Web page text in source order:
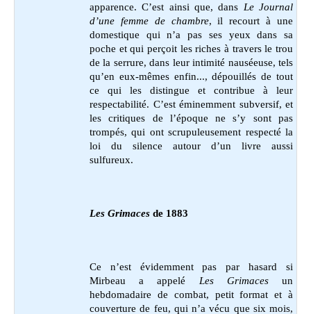
apparence. C’est ainsi que, dans Le Journal
d’une femme de chambre, il recourt à une
domestique qui n’a pas ses yeux dans sa
poche et qui perçoit les riches à travers le trou
de la serrure, dans leur intimité nauséeuse, tels
qu’en eux-mêmes enfin..., dépouillés de tout
ce qui les distingue et contribue à leur
respectabilité. C’est éminemment subversif, et
les critiques de l’époque ne s’y sont pas
trompés, qui ont scrupuleusement respecté la
loi du silence autour d’un livre aussi
sulfureux.
Les Grimaces de 1883
Ce n’est évidemment pas par hasard si
Mirbeau a appelé Les Grimacesun
hebdomadaire de combat, petit format et à
couverture de feu, qui n’a vécu que six mois,